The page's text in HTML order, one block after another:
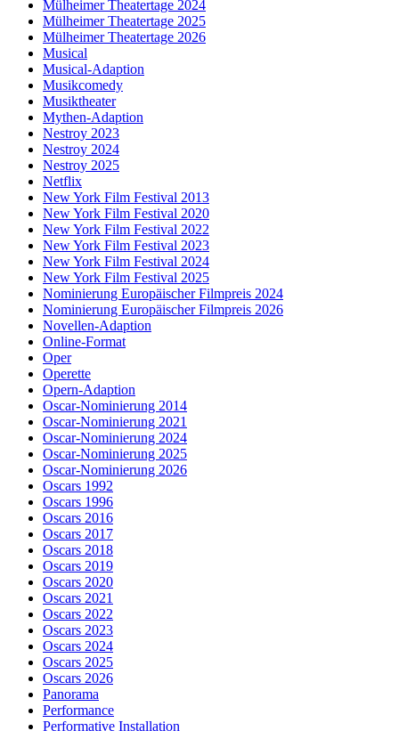
Mülheimer Theatertage 2024
Mülheimer Theatertage 2025
Mülheimer Theatertage 2026
Musical
Musical-Adaption
Musikcomedy
Musiktheater
Mythen-Adaption
Nestroy 2023
Nestroy 2024
Nestroy 2025
Netflix
New York Film Festival 2013
New York Film Festival 2020
New York Film Festival 2022
New York Film Festival 2023
New York Film Festival 2024
New York Film Festival 2025
Nominierung Europäischer Filmpreis 2024
Nominierung Europäischer Filmpreis 2026
Novellen-Adaption
Online-Format
Oper
Operette
Opern-Adaption
Oscar-Nominierung 2014
Oscar-Nominierung 2021
Oscar-Nominierung 2024
Oscar-Nominierung 2025
Oscar-Nominierung 2026
Oscars 1992
Oscars 1996
Oscars 2016
Oscars 2017
Oscars 2018
Oscars 2019
Oscars 2020
Oscars 2021
Oscars 2022
Oscars 2023
Oscars 2024
Oscars 2025
Oscars 2026
Panorama
Performance
Performative Installation